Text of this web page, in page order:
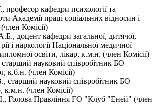
професор кафедри психології та
Академії праці соціальних відносин і
Комісії)
доцент кафедри загальної, дитячої,
і наркології Національної медичної
освіти, лікар, к.м.н. (член Комісії)
старший науковий співробітник БО
к.б.н. (член Комісії)
старший науковий співробітник БО
к.м.н. (член Комісії)
Голова Правління ГО "Клуб "Еней" (член